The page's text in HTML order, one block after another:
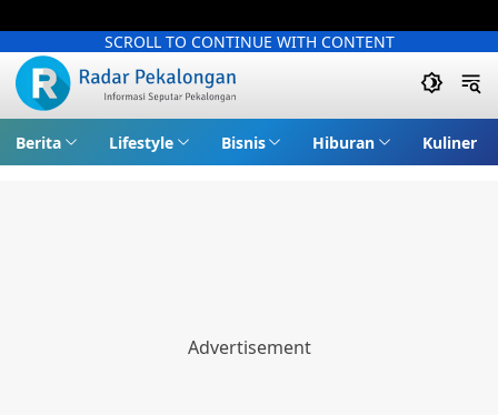
SCROLL TO CONTINUE WITH CONTENT
Berita Lifestyle Bisnis Hiburan Kuliner